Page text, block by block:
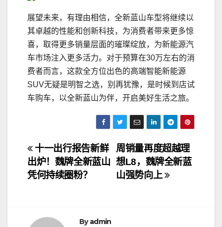
展望未来，有理由相信，全新蓝山车型将继续以
其卓越的性能和创新科技，为消费者带来更多惊
喜，取得更多销量层面的璀璨绽放，为新能源汽
车市场注入更多活力。对于预算在30万左右的消
费者而言，这款全方位出色的高端智能新能源
SUV无疑是明智之选，别再犹豫，是时候到店试
车购车，以全新蓝山为伴，开启美好生活之旅。
文
章
航
周销量再度超越理
想L8，魏牌全新蓝
山强势向上
十一出行报告新鲜
出炉！魏牌全新蓝山
凭何持续圈粉？
Byadmin